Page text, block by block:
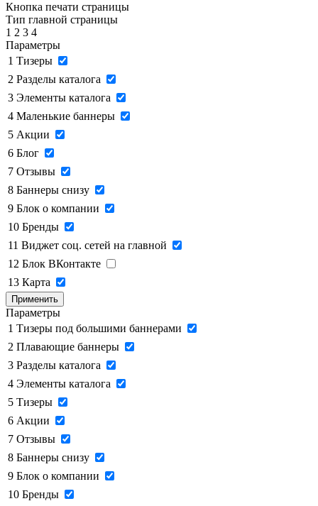
Кнопка печати страницы
Тип главной страницы
1 2 3 4
Параметры
1 Тизеры
2 Разделы каталога
3 Элементы каталога
4 Маленькие баннеры
5 Акции
6 Блог
7 Отзывы
8 Баннеры снизу
9 Блок о компании
10 Бренды
11 Виджет соц. сетей на главной
12 Блок ВКонтакте
13 Карта
Применить
Параметры
1 Тизеры под большими баннерами
2 Плавающие баннеры
3 Разделы каталога
4 Элементы каталога
5 Тизеры
6 Акции
7 Отзывы
8 Баннеры снизу
9 Блок о компании
10 Бренды